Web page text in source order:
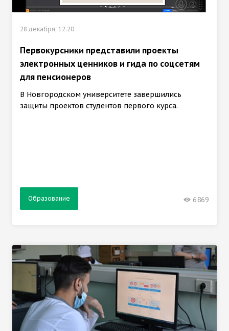
28 декабря, 12:20
Первокурсники представили проекты
электронных ценников и гида по соцсетям
для пенсионеров
В Новгородском университете завершились
защиты проектов студентов первого курса.
Образование 6869